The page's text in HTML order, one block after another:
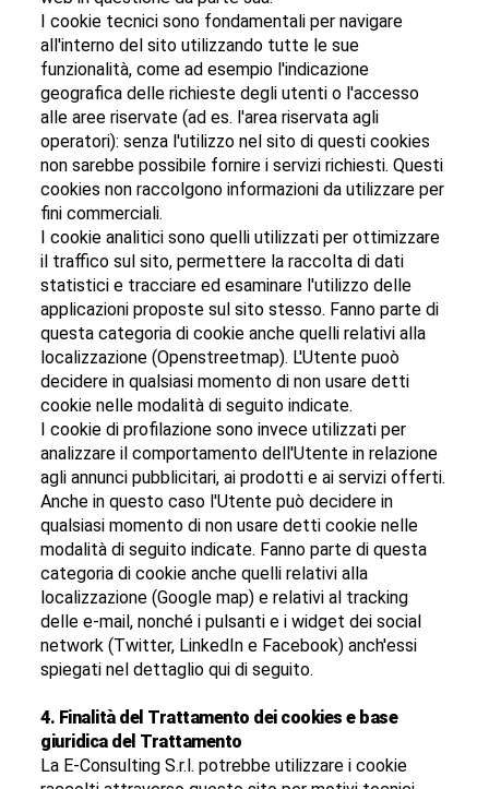
I cookie tecnici sono fondamentali per navigare
all'interno del sito utilizzando tutte le sue
funzionalità, come ad esempio l'indicazione
geografica delle richieste degli utenti o l'accesso
alle aree riservate (ad es. l'area riservata agli
operatori): senza l'utilizzo nel sito di questi cookies
non sarebbe possibile fornire i servizi richiesti. Questi
cookies non raccolgono informazioni da utilizzare per
fini commerciali.
I cookie analitici sono quelli utilizzati per ottimizzare
il traffico sul sito, permettere la raccolta di dati
statistici e tracciare ed esaminare l'utilizzo delle
applicazioni proposte sul sito stesso. Fanno parte di
questa categoria di cookie anche quelli relativi alla
localizzazione (Openstreetmap). L'Utente puoò
decidere in qualsiasi momento di non usare detti
cookie nelle modalità di seguito indicate.
I cookie di profilazione sono invece utilizzati per
analizzare il comportamento dell'Utente in relazione
agli annunci pubblicitari, ai prodotti e ai servizi offerti.
Anche in questo caso l'Utente può decidere in
qualsiasi momento di non usare detti cookie nelle
modalità di seguito indicate. Fanno parte di questa
categoria di cookie anche quelli relativi alla
localizzazione (Google map) e relativi al tracking
delle e-mail, nonché i pulsanti e i widget dei social
network (Twitter, LinkedIn e Facebook) anch'essi
spiegati nel dettaglio qui di seguito.
4. Finalità del Trattamento dei cookies e base
giuridica del Trattamento
La E-Consulting S.r.l. potrebbe utilizzare i cookie